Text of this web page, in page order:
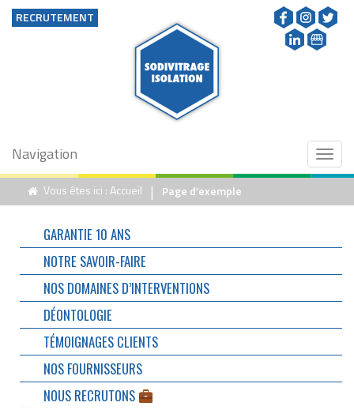
RECRUTEMENT
Toggle
Navigation
Vous êtes ici :Accueil | Page d’exemple
GARANTIE 10 ANS
NOTRE SAVOIR-FAIRE
NOS DOMAINES D’INTERVENTIONS
DÉONTOLOGIE
TÉMOIGNAGES CLIENTS
NOS FOURNISSEURS
NOUS RECRUTONS